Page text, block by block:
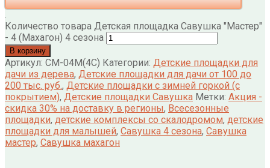
Количество товара Детская площадка Савушка "Мастер"
- 4 (Махагон) 4 сезона
В корзину
Артикул: СМ-04М(4С) Категории: Детские площадки для
дачи из дерева, Детские площадки для дачи от 100 до
200 тыс. руб., Детские площадки с зимней горкой (с
покрытием), Детские площадки Савушка Метки: Акция -
скидка 30% на доставку в регионы, Всесезонные
площадки, детские комплексы со скалодромом, детские
площадки для малышей, Савушка 4 сезона, Савушка
мастер, Савушка махагон